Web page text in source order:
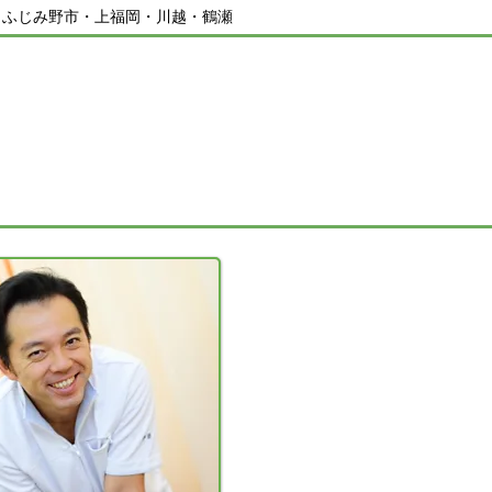
じみ野市・上福岡・川越・鶴瀬